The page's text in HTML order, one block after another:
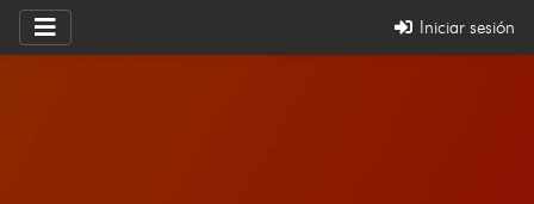
Iniciar sesión